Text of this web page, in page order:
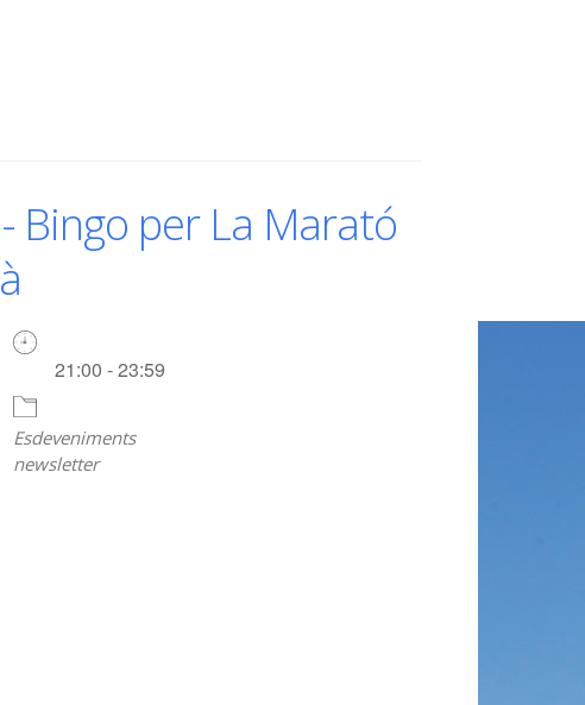
Bingo per La Marató
21:00 - 23:59
Esdeveniments
newsletter